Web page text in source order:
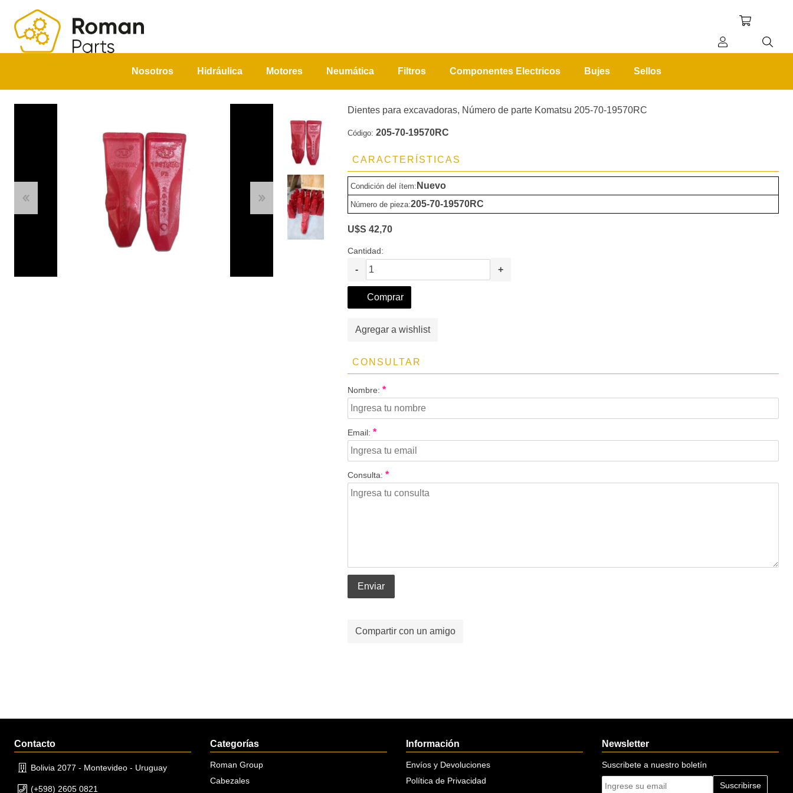
Nosotros Hidráulica Motores Neumática Filtros Componentes Electricos Bujes Sellos
Dientes para excavadoras, Número de parte Komatsu 205-70-19570RC
Código: 205-70-19570RC
CARACTERÍSTICAS
Condición del ítem: Nuevo
Número de pieza:205-70-19570RC
U$S 42,70
Cantidad:
- +
Comprar
Agregar a wishlist
CONSULTAR
Nombre: *
Email: *
Consulta: *
Enviar
Compartir con un amigo
Contacto
Bolivia 2077 - Montevideo - Uruguay
(+598) 2605 0821
Categorías
Roman Group
Cabezales
Información
Envíos y Devoluciones
Política de Privacidad
Newsletter
Suscribete a nuestro boletín
Suscribirse